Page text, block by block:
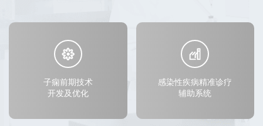
子痫前期技术
开发及优化
感染性疾病精准诊疗
辅助系统